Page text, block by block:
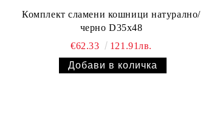
Комплект сламени кошници натурално/
черно D35x48
€62.33
121.91лв.